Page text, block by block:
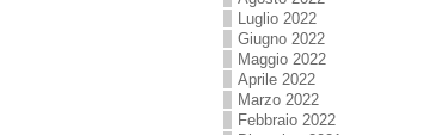
Luglio 2022
Giugno 2022
Maggio 2022
Aprile 2022
Marzo 2022
Febbraio 2022